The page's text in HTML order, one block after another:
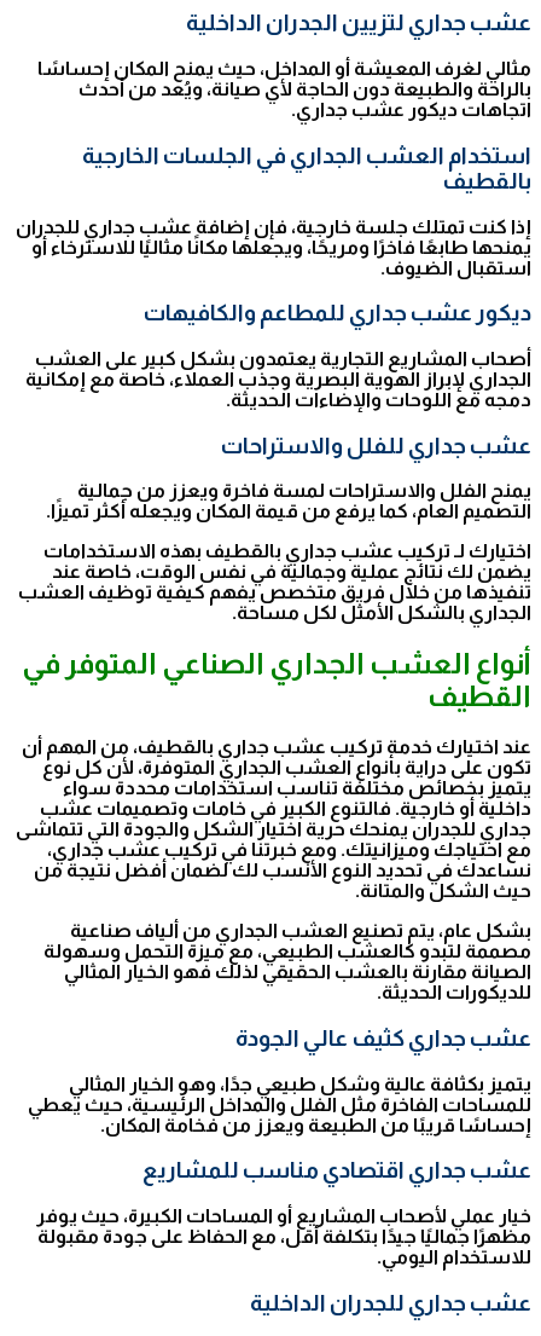
عشب جداري لتزيين الجدران الداخلية
مثالي لغرف المعيشة أو المداخل، حيث يمنح المكان إحساسًا
بالراحة والطبيعة دون الحاجة لأي صيانة، ويُعد من أحدث
اتجاهات ديكور عشب جداري.
استخدام العشب الجداري في الجلسات الخارجية
بالقطيف
إذا كنت تمتلك جلسة خارجية، فإن إضافة عشب جداري للجدران
يمنحها طابعًا فاخرًا ومريحًا، ويجعلها مكانًا مثاليًا للاسترخاء أو
استقبال الضيوف.
ديكور عشب جداري للمطاعم والكافيهات
أصحاب المشاريع التجارية يعتمدون بشكل كبير على العشب
الجداري لإبراز الهوية البصرية وجذب العملاء، خاصة مع إمكانية
دمجه مع اللوحات والإضاءات الحديثة.
عشب جداري للفلل والاستراحات
يمنح الفلل والاستراحات لمسة فاخرة ويعزز من جمالية
التصميم العام، كما يرفع من قيمة المكان ويجعله أكثر تميزًا.
اختيارك لـ تركيب عشب جداري بالقطيف بهذه الاستخدامات
يضمن لك نتائج عملية وجمالية في نفس الوقت، خاصة عند
تنفيذها من خلال فريق متخصص يفهم كيفية توظيف العشب
الجداري بالشكل الأمثل لكل مساحة.
أنواع العشب الجداري الصناعي المتوفر في
القطيف
عند اختيارك خدمة تركيب عشب جداري بالقطيف، من المهم أن
تكون على دراية بأنواع العشب الجداري المتوفرة، لأن كل نوع
يتميز بخصائص مختلفة تناسب استخدامات محددة سواء
داخلية أو خارجية. فالتنوع الكبير في خامات وتصميمات عشب
جداري للجدران يمنحك حرية اختيار الشكل والجودة التي تتماشى
مع احتياجك وميزانيتك. ومع خبرتنا في تركيب عشب جداري،
نساعدك في تحديد النوع الأنسب لك لضمان أفضل نتيجة من
حيث الشكل والمتانة.
بشكل عام، يتم تصنيع العشب الجداري من ألياف صناعية
مصممة لتبدو كالعشب الطبيعي، مع ميزة التحمل وسهولة
الصيانة مقارنة بالعشب الحقيقي لذلك فهو الخيار المثالي
للديكورات الحديثة.
عشب جداري كثيف عالي الجودة
يتميز بكثافة عالية وشكل طبيعي جدًا، وهو الخيار المثالي
للمساحات الفاخرة مثل الفلل والمداخل الرئيسية، حيث يعطي
إحساسًا قريبًا من الطبيعة ويعزز من فخامة المكان.
عشب جداري اقتصادي مناسب للمشاريع
خيار عملي لأصحاب المشاريع أو المساحات الكبيرة، حيث يوفر
مظهرًا جماليًا جيدًا بتكلفة أقل، مع الحفاظ على جودة مقبولة
للاستخدام اليومي.
عشب جداري للجدران الداخلية